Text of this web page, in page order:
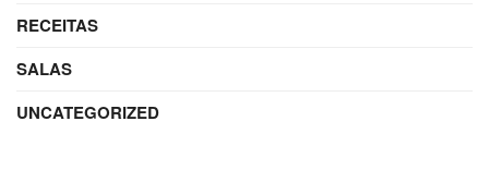
RECEITAS
SALAS
UNCATEGORIZED